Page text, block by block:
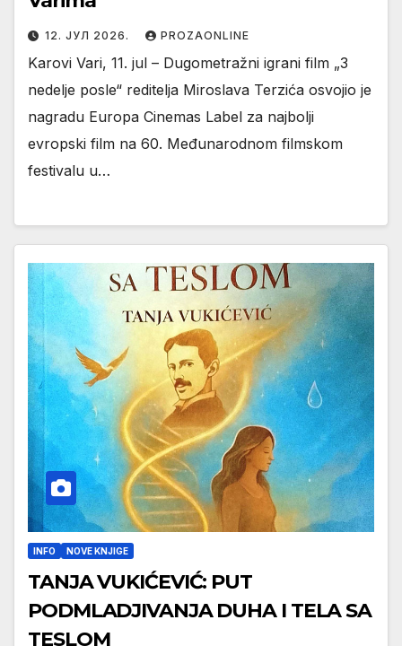
12. ЈУЛ 2026. PROZAONLINE
Karovi Vari, 11. jul – Dugometražni igrani film „3
nedelje posle“ reditelja Miroslava Terzića osvojio je
nagradu Europa Cinemas Label za najbolji
evropski film na 60. Međunarodnom filmskom
festivalu u…
INFO NOVE KNJIGE
TANJA VUKIĆEVIĆ: PUT
PODMLADJIVANJA DUHA I TELA SA
TESLOM